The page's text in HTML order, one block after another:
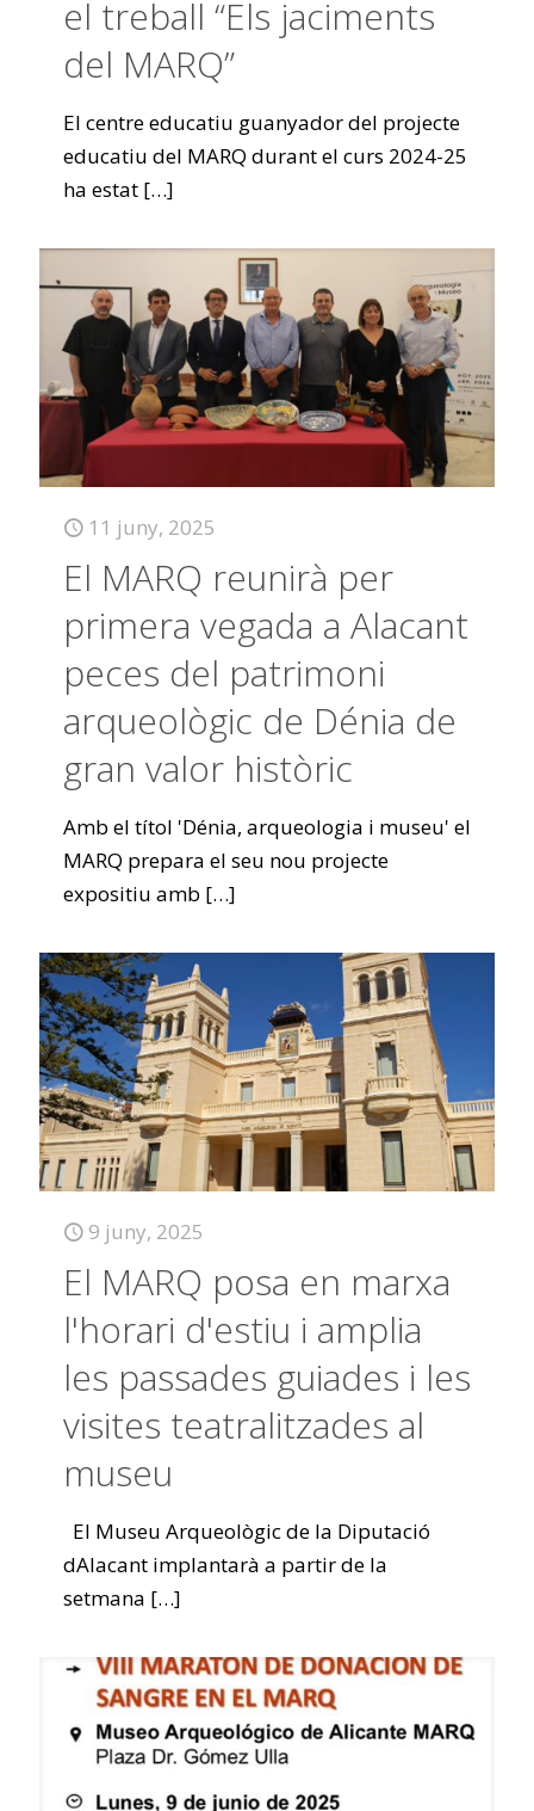
el treball “Els jaciments
del MARQ”
El centre educatiu guanyador del projecte
educatiu del MARQ durant el curs 2024-25
ha estat […]
11 juny, 2025
El MARQ reunirà per
primera vegada a Alacant
peces del patrimoni
arqueològic de Dénia de
gran valor històric
Amb el títol 'Dénia, arqueologia i museu' el
MARQ prepara el seu nou projecte
expositiu amb […]
9 juny, 2025
El MARQ posa en marxa
l'horari d'estiu i amplia
les passades guiades i les
visites teatralitzades al
museu
El Museu Arqueològic de la Diputació
dAlacant implantarà a partir de la
setmana […]